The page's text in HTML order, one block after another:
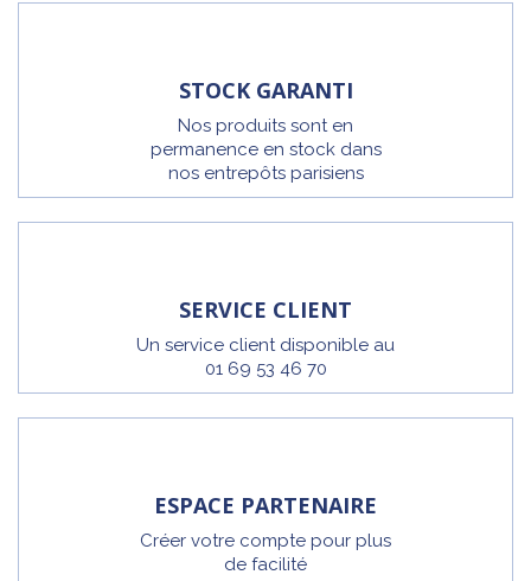
STOCK GARANTI
Nos produits sont en
permanence en stock dans
nos entrepôts parisiens
SERVICE CLIENT
Un service client disponible au
01 69 53 46 70
ESPACE PARTENAIRE
Créer votre compte pour plus
de facilité